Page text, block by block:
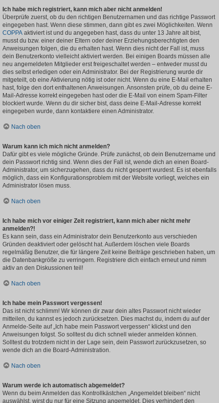
Ich habe mich registriert, kann mich aber nicht anmelden!
Überprüfe zuerst, ob du den richtigen Benutzernamen und das richtige Passwort
eingegeben hast. Wenn diese stimmen, dann gibt es zwei Möglichkeiten. Wenn
COPPA aktiviert ist und du angegeben hast, dass du unter 13 Jahre alt bist,
musst du bzw. einer deiner Eltern oder deiner Erziehungsberechtigten den
Anweisungen folgen, die du erhalten hast. Wenn dies nicht der Fall ist, muss
dein Benutzerkonto vielleicht aktiviert werden. Bei einigen Boards müssen alle
neu angemeldeten Mitglieder erst freigeschaltet werden – entweder musst du
dies selbst erledigen oder ein Administrator. Bei der Registrierung wurde dir
mitgeteilt, ob eine Aktivierung nötig ist oder nicht. Wenn du eine E-Mail erhalten
hast, folge den dort enthaltenen Anweisungen. Ansonsten prüfe, ob du deine E-
Mail-Adresse korrekt eingegeben hast oder die E-Mail von einem Spam-Filter
blockiert wurde. Wenn du dir sicher bist, dass deine E-Mail-Adresse korrekt
eingegeben wurde, dann kontaktiere einen Administrator.
Nach oben
Warum kann ich mich nicht anmelden?
Dafür gibt es viele mögliche Gründe. Prüfe zunächst, ob dein Benutzername und
dein Passwort richtig sind. Wenn dies der Fall ist, wende dich an einen Board-
Administrator, um sicherzugehen, dass du nicht gesperrt wurdest. Es ist ebenfalls
möglich, dass ein Konfigurationsproblem mit der Website vorliegt, welches ein
Administrator lösen muss.
Nach oben
Ich habe mich vor einiger Zeit registriert, kann mich aber nicht mehr
anmelden?!
Es kann sein, dass ein Administrator dein Benutzerkonto aus verschieden
Gründen deaktiviert oder gelöscht hat. Außerdem löschen viele Boards
regelmäßig Benutzer, die für längere Zeit keine Beiträge geschrieben haben, um
die Datenbankgröße zu verringern. Registriere dich einfach erneut und nimm
aktiv an den Diskussionen teil!
Nach oben
Ich habe mein Passwort vergessen!
Das ist nicht schlimm! Wir können dir zwar dein altes Passwort nicht wieder
mitteilen, du kannst es jedoch zurücksetzen. Dies machst du, indem du auf der
Anmelde-Seite auf „Ich habe mein Passwort vergessen“ klickst und den
Anweisungen folgst. So solltest du dich schnell wieder anmelden können.
Solltest du trotzdem nicht in der Lage sein, dein Passwort zurückzusetzen, so
wende dich an die Board-Administration.
Nach oben
Warum werde ich automatisch abgemeldet?
Wenn du beim Anmelden das Kontrollkästchen „Angemeldet bleiben“ nicht
auswählst, wirst du nur für eine Sitzung angemeldet. Dies verhindert den